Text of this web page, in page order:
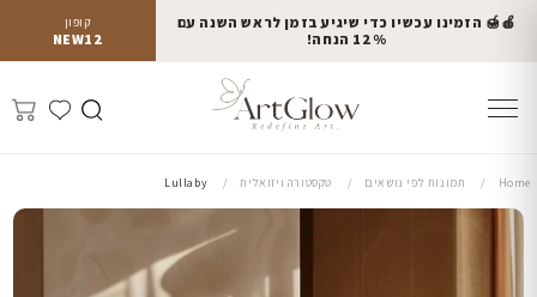
קופון
NEW12
🍎🍯 הזמינו עכשיו כדי שיגיע בזמן לראש השנה עם
12% הנחה!
Home תמונות לפי נושאים טקסטורה ויזואלית Lullaby